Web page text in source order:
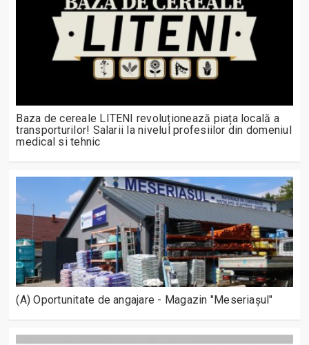
Baza de cereale LITENI revoluționează piața locală a
transporturilor! Salarii la nivelul profesiilor din domeniul
medical si tehnic
(A) Oportunitate de angajare - Magazin "Meseriașul"